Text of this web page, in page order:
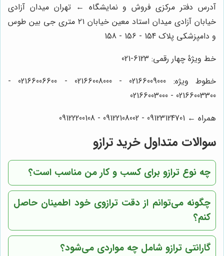
آدرس دفتر مرکزی فروش و نمایشگاه ← تهران میدان آزادی
خیابان آزادی میدان استاد معین خیابان ۲۱ متری جی بین طوس
و دامپزشکی پلاک 154 - 156 - 158
خط ویژۀ چهار رقمی: 6123-021
خطوط ویژه: 02166009000 - 02166008000 - 02166006600 -
02166003300 - 02166003000
همراه ← 09123124701 - 09122108002 - 09122200108
سوالات متداول خرید ترازو
چه نوع ترازو برای کسب و کار من مناسب است؟
چگونه می‌توانم از دقت ترازوی خود اطمینان حاصل
کنم؟
گارانتی ترازو شامل چه مواردی می‌شود؟